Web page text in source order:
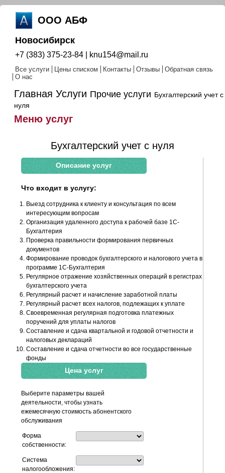
ООО АБФ
+7 (383) 375-23-84 | knu154@mail.ru
Все услуги Цены списком Контакты Отзывы
Обратная связь
О нас
Новосибирск
Главная Услуги Прочие услуги Бухгалтерский учет с
нуля
Меню услуг
Бухгалтерский учет с нуля
Описание услуг
Что входит в услугу:
Выезд сотрудника к клиенту и консультация по всем
интересующим вопросам
Организация удаленного доступа к рабочей базе 1С-
Бухгалтерия
Проверка правильности формирования первичных
документов
Формирование проводок бухгалтерского и налогового учета в
программе 1С-Бухгалтерия
Регулярное отражение хозяйственных операций в регистрах
бухгалтерского учета
Регулярный расчет и начисление заработной платы
Регулярный расчет всех налогов, подлежащих к уплате
Своевременная регулярная подготовка платежных
поручений для уплаты налогов
Составление и сдача квартальной и годовой отчетности и
налоговых деклараций
Составление и сдача отчетности во все государственные
фонды
Цена услуг
Выберите параметры вашей
деятельности, чтобы узнать
ежемесячную стоимость абонентского
обслуживания
Форма
собственности:
Система
налогообложения: